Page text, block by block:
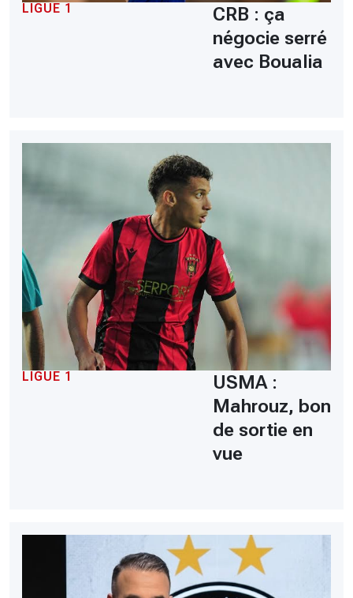
LIGUE 1
CRB : ça
négocie serré
avec Boualia
LIGUE 1
USMA :
Mahrouz, bon
de sortie en
vue